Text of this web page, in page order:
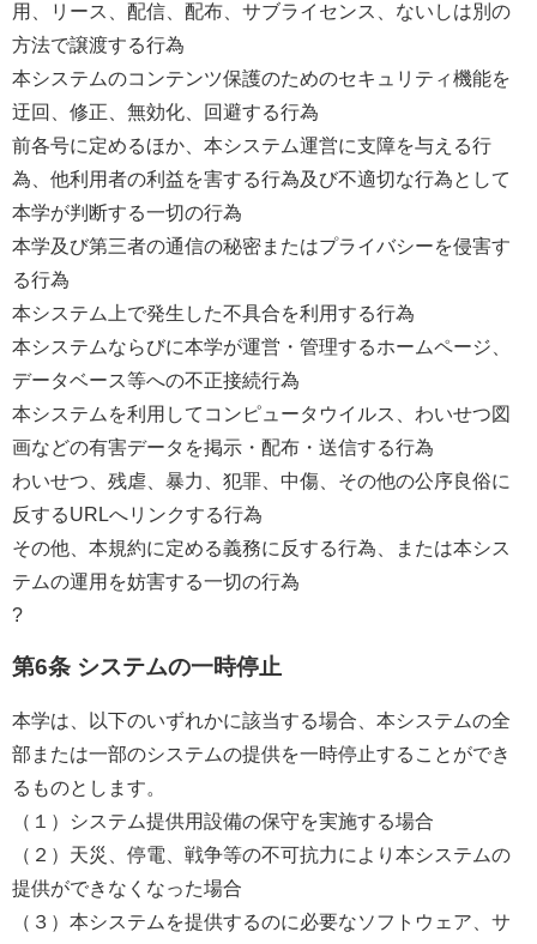
用、リース、配信、配布、サブライセンス、ないしは別の
方法で譲渡する行為
本システムのコンテンツ保護のためのセキュリティ機能を
迂回、修正、無効化、回避する行為
前各号に定めるほか、本システム運営に支障を与える行
為、他利用者の利益を害する行為及び不適切な行為として
本学が判断する一切の行為
本学及び第三者の通信の秘密またはプライバシーを侵害す
る行為
本システム上で発生した不具合を利用する行為
本システムならびに本学が運営・管理するホームページ、
データベース等への不正接続行為
本システムを利用してコンピュータウイルス、わいせつ図
画などの有害データを掲示・配布・送信する行為
わいせつ、残虐、暴力、犯罪、中傷、その他の公序良俗に
反するURL へリンクする行為
その他、本規約に定める義務に反する行為、または本シス
テムの運用を妨害する一切の行為
?
第6条 システムの一時停止
本学は、以下のいずれかに該当する場合、本システムの全
部または一部のシステムの提供を一時停止することができ
るものとします。
（１）システム提供用設備の保守を実施する場合
（２）天災、停電、戦争等の不可抗力により本システムの
提供ができなくなった場合
（３）本システムを提供するのに必要なソフトウェア、サ